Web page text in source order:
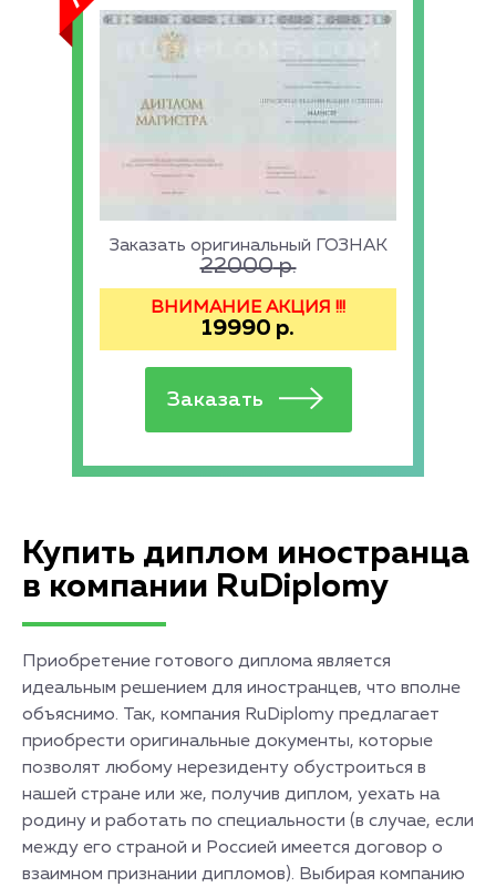
Заказать оригинальный ГОЗНАК
22000р.
ВНИМАНИЕ АКЦИЯ !!!
19990 р.
Купить диплом иностранца
в компании RuDiplomy
Приобретение готового диплома является
идеальным решением для иностранцев, что вполне
объяснимо. Так, компания RuDiplomy предлагает
приобрести оригинальные документы, которые
позволят любому нерезиденту обустроиться в
нашей стране или же, получив диплом, уехать на
родину и работать по специальности (в случае, если
между его страной и Россией имеется договор о
взаимном признании дипломов). Выбирая компанию